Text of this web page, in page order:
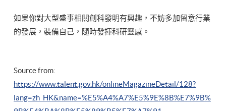
如果你對大型盛事相關創科發明有興趣，不妨多加留意行業
的發展，裝備自己，隨時發揮科研靈感。
Source from:
https://www.talent.gov.hk/onlineMagazineDetail/128?
lang=zh_HK&name=%E5%A4%A7%E5%9E%8B%E7%9B%